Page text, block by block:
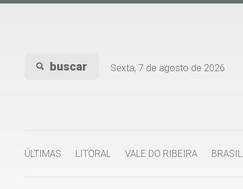
buscar Sexta, 7 de agosto de 2026
ÚLTIMAS LITORAL VALE DO RIBEIRA BRASIL